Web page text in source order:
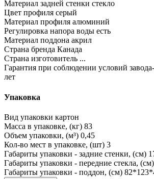
Материал задней стенки стекло
Цвет профиля серый
Материал профиля алюминий
Регулировка напора воды есть
Материал поддона акрил
Страна бренда Канада
Страна изготовитель ...
Гарантия при соблюдении условий
лет
Упаковка
Вид упаковки картон
Масса в упаковке, (кг) 83
Объем упаковки, (м³) 0,45
Кол-во мест в упаковке, (шт) 3
Габариты упаковки - задние стенки, (см)
Габариты упаковки - передние стекла, (см)
Габариты упаковки - поддон, (см)